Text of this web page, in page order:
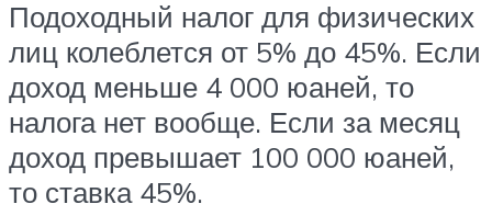
Подоходный налог для физических
лиц колеблется от 5% до 45%. Если
доход меньше 4 000 юаней, то
налога нет вообще. Если за месяц
доход превышает 100 000 юаней,
то ставка 45%.